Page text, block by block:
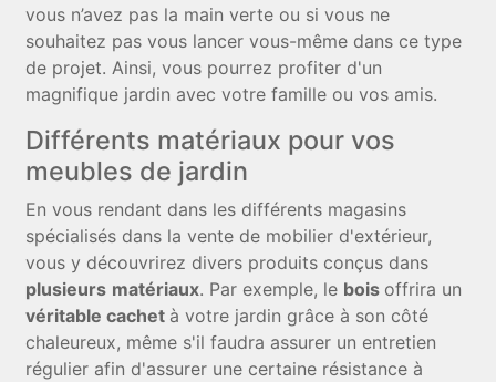
vous n’avez pas la main verte ou si vous ne
souhaitez pas vous lancer vous-même dans ce type
de projet. Ainsi, vous pourrez profiter d'un
magnifique jardin avec votre famille ou vos amis.
Différents matériaux pour vos
meubles de jardin
En vous rendant dans les différents magasins
spécialisés dans la vente de mobilier d'extérieur,
vous y découvrirez divers produits conçus dans
plusieurs matériaux. Par exemple, le bois offrira un
véritable cachet à votre jardin grâce à son côté
chaleureux, même s'il faudra assurer un entretien
régulier afin d'assurer une certaine résistance à